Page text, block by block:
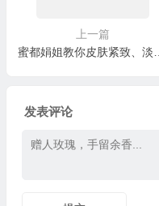
上一篇
发表评论